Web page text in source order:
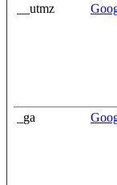
__utmz
_ga